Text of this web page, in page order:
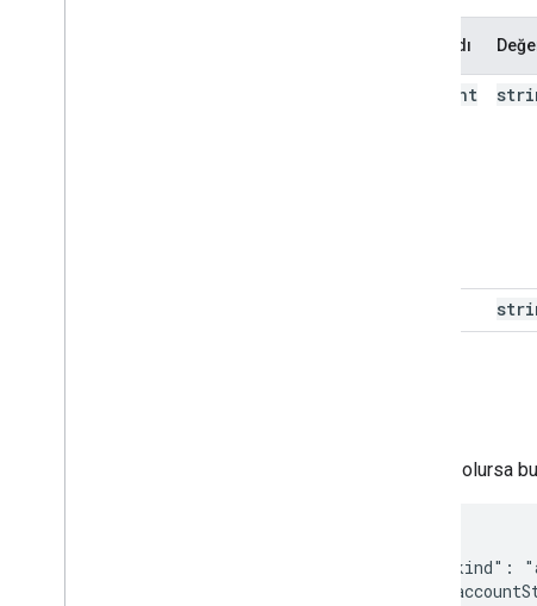
Mülk adı
account
Başarılı olursa
"kind":